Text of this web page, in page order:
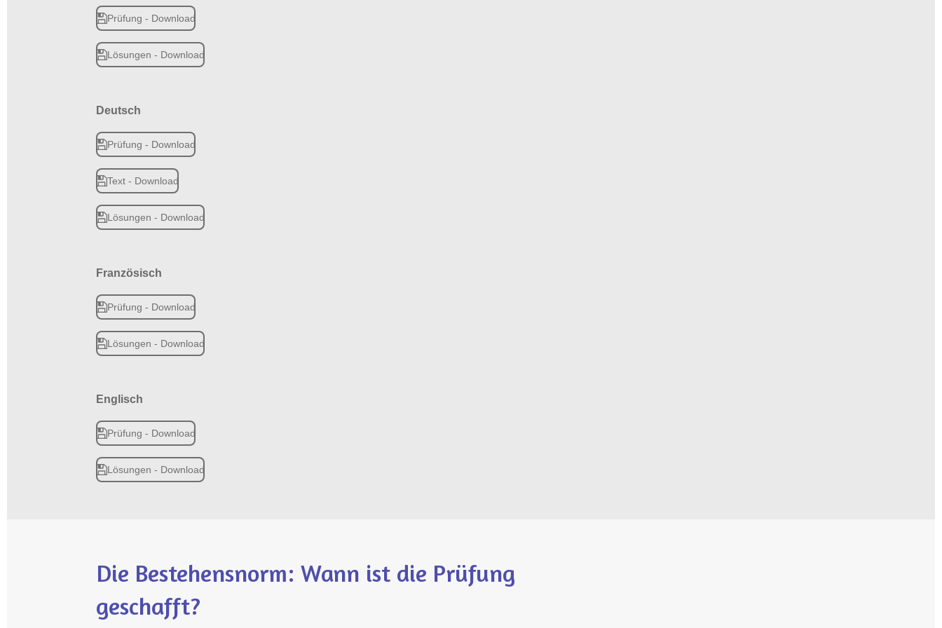
Prüfung - Download
Lösungen - Download
Deutsch
Prüfung - Download
Text - Download
Lösungen - Download
Französisch
Prüfung - Download
Lösungen - Download
Englisch
Prüfung - Download
Lösungen - Download
Die Bestehensnorm: Wann ist die Prüfung
geschafft?